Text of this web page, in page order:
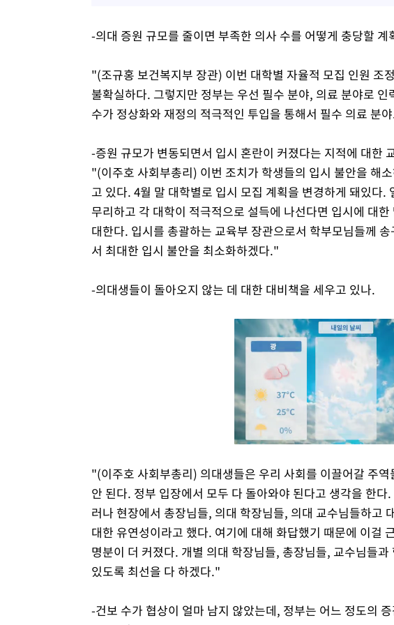
-의대 증원 규모를 줄이면 부족한 의사 수를 어떻게 충당할 계
"(조규홍 보건복지부 장관) 이번 대학별 자율적 모집 인원 조
불확실하다. 그렇지만 정부는 우선 필수 분야, 의료 분야로
수가 정상화와 재정의 적극적인 투입을 통해서 필수 의료 분
-증원 규모가 변동되면서 입시 혼란이 커졌다는 지적에 대한
"(이주호 사회부총리) 이번 조치가 학생들의 입시 불안을 해
고 있다. 4월 말 대학별로 입시 모집 계획을 변경하게 돼있다
무리하고 각 대학이 적극적으로 설득에 나선다면 입시에 대
대한다. 입시를 총괄하는 교육부 장관으로서 학부모님들께
서 최대한 입시 불안을 최소화하겠다."
-의대생들이 돌아오지 않는 데 대한 대비책을 세우고 있나.
"(이주호 사회부총리) 의대생들은 우리 사회를 이끌어갈 주
안 된다. 정부 입장에서 모두 다 돌아와야 된다고 생각을 한
러나 현장에서 총장님들, 의대 학장님들, 의대 교수님들하고
대한 유연성이라고 했다. 여기에 대해 화답했기 때문에 이걸
명분이 더 커졌다. 개별 의대 학장님들, 총장님들, 교수님들
있도록 최선을 다 하겠다."
-건보 수가 협상이 얼마 남지 않았는데, 정부는 어느 정도의